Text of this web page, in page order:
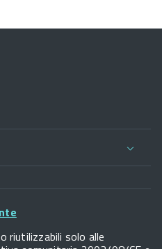
riutilizzabili solo alle